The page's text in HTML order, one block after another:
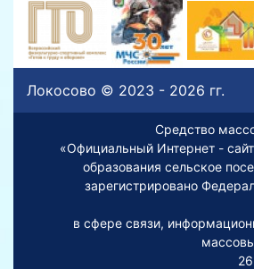
Локосово © 2023 - 2026 гг.
Средство
«Официальный Интернет -
образования сельское
зарегистрировано
в сфере связи,